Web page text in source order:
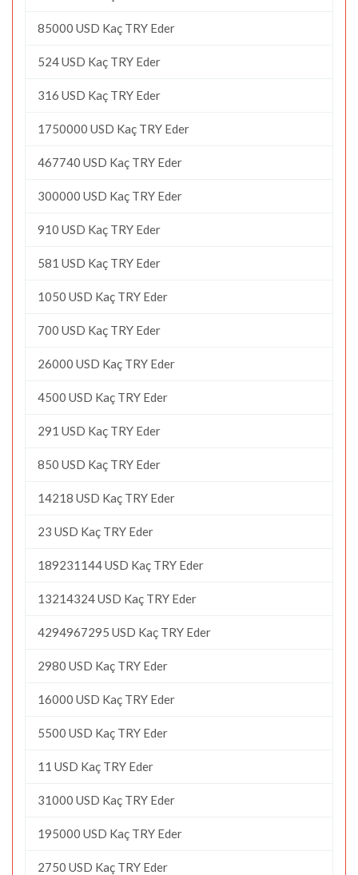
85000 USD Kaç TRY Eder
524 USD Kaç TRY Eder
316 USD Kaç TRY Eder
1750000 USD Kaç TRY Eder
467740 USD Kaç TRY Eder
300000 USD Kaç TRY Eder
910 USD Kaç TRY Eder
581 USD Kaç TRY Eder
1050 USD Kaç TRY Eder
700 USD Kaç TRY Eder
26000 USD Kaç TRY Eder
4500 USD Kaç TRY Eder
291 USD Kaç TRY Eder
850 USD Kaç TRY Eder
14218 USD Kaç TRY Eder
23 USD Kaç TRY Eder
189231144 USD Kaç TRY Eder
13214324 USD Kaç TRY Eder
4294967295 USD Kaç TRY Eder
2980 USD Kaç TRY Eder
16000 USD Kaç TRY Eder
5500 USD Kaç TRY Eder
11 USD Kaç TRY Eder
31000 USD Kaç TRY Eder
195000 USD Kaç TRY Eder
2750 USD Kaç TRY Eder